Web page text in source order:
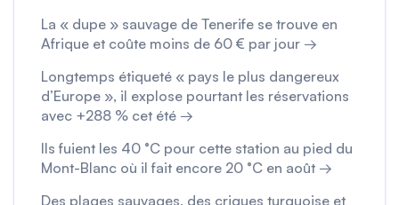
La « dupe » sauvage de Tenerife se trouve en
Afrique et coûte moins de 60 € par jour →
Longtemps étiqueté « pays le plus dangereux
d’Europe », il explose pourtant les réservations
avec +288 % cet été →
Ils fuient les 40 °C pour cette station au pied du
Mont-Blanc où il fait encore 20 °C en août →
Des plages sauvages, des criques turquoise et